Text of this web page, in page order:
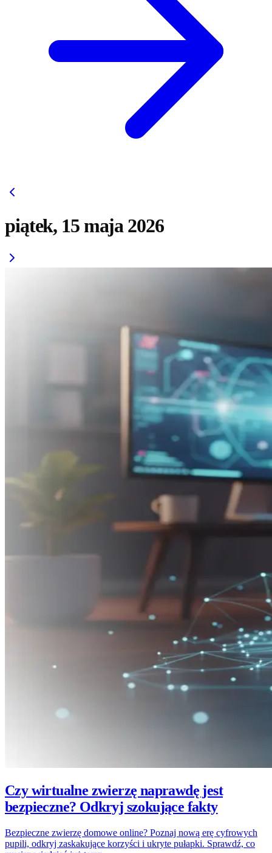
piątek, 15 maja 2026
Czy wirtualne zwierzę naprawdę jest
bezpieczne? Odkryj szokujące fakty
Bezpieczne zwierzę domowe online? Poznaj nową erę cyfrowych
pupili, odkryj zaskakujące korzyści i ukryte pułapki. Sprawdź, co